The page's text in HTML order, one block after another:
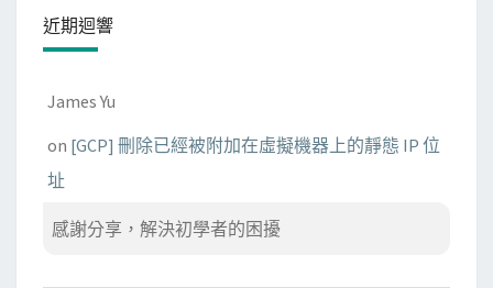
近期迴響
James Yu
on [GCP] 刪除已經被附加在虛擬機器上的靜態 IP 位
址
感謝分享，解決初學者的困擾